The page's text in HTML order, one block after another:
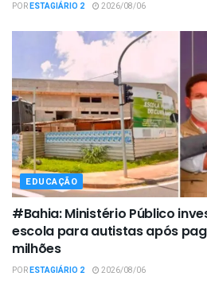
PORESTAGIÁRIO 2 2026/08/06
EDUCAÇÃO
#Bahia: Ministério Público
escola para autistas após
milhões
PORESTAGIÁRIO 2 2026/08/06